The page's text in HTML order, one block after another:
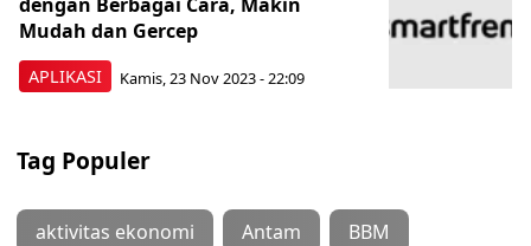
APLIKASI
Mudah dan Gercep
Kamis, 23 Nov 2023 - 22:09
Tag Populer
aktivitas ekonomi Antam BBM